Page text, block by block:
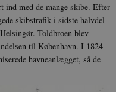
ind med de mange skibe. Efter
skibstrafik i sidste halvdel
Toldbroen blev
til København. I 1824
havneanlægget, så de